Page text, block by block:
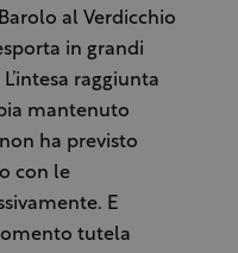
al Verdicchio
in grandi
raggiunta
mantenuto
ha previsto
con le
E
tutela